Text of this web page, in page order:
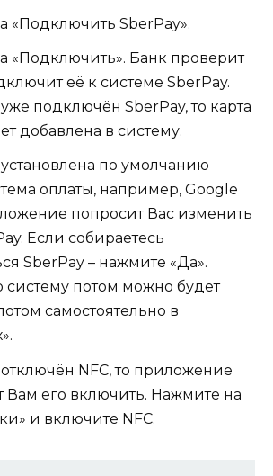
«Подключить SberPay».
«Подключить». Банк проверит
её к системе SberPay.
подключён SberPay, то карта
добавлена в систему.
по умолчанию
оплаты, например, Google
попросит Вас изменить
Если собираетесь
SberPay – нажмите «Да».
систему потом можно будет
самостоятельно в
NFC, то приложение
Вам его включить. Нажмите на
и включите NFC.